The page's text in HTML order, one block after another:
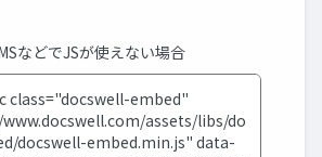
などでJSが使えない場合